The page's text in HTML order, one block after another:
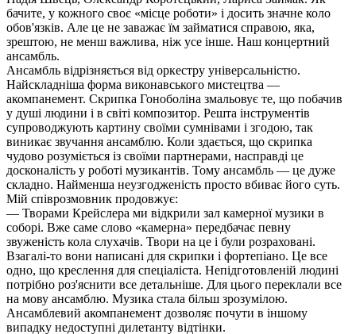
бачите, у кожного своє «місце роботи» і досить значне коло
обов'язків. Але це не заважає їм займатися справою, яка,
зрештою, не менш важлива, ніж усе інше. Наш концертний
ансамбль.
Ансамбль відрізняється від оркестру універсальністю.
Найскладніша форма виконавського мистецтва —
акомпанемент. Скрипка Гоноболіна змальовує те, що побачив
у душі людини і в світі композитор. Решта інструментів
супроводжують картину своїми сумнівами і згодою, так
виникає звучання ансамблю. Коли здається, що скрипка
чудово розуміється із своїми партнерами, насправді це
досконалість у роботі музикантів. Тому ансамбль — це дуже
складно. Найменша неузгодженість просто вбиває його суть.
Мій співрозмовник продовжує:
— Творами Крейслера ми відкрили зал камерної музики в
соборі. Вже саме слово «камерна» передбачає певну
звуженість кола слухачів. Твори на це і були розраховані.
Взагалі-то вони написані для скрипки і фортепіано. Це все
одно, що креслення для спеціаліста. Непідготовленій людині
потрібно роз'яснити все детальніше. Для цього переклали все
на мову ансамблю. Музика стала більш зрозумілою.
Ансамблевий акомпанемент дозволяє почути в іншому
випадку недоступні дилетанту відтінки.